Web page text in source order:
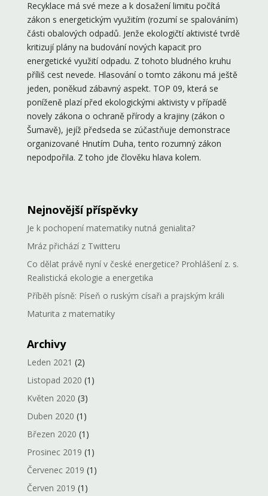
Recyklace má své meze a k dosažení limitu počítá
zákon s energetickým využitím (rozumí se spalováním)
části obalových odpadů. Jenže ekologičtí aktivisté tvrdě
kritizují plány na budování nových kapacit pro
energetické využití odpadu. Z tohoto bludného kruhu
příliš cest nevede. Hlasování o tomto zákonu má ještě
jeden, poněkud zábavný aspekt. TOP 09, která se
poníženě plazí před ekologickými aktivisty v případě
novely zákona o ochraně přírody a krajiny (zákon o
Šumavě), jejíž předseda se zúčastňuje demonstrace
organizované Hnutím Duha, tento rozumný zákon
nepodpořila. Z toho jde člověku hlava kolem.
Nejnovější příspěvky
Je k pochopení matematiky nutná genialita?
Mráz přichází z Twitteru
Co dělat právě nyní v české energetice? Prohlášení z. s.
Realistická ekologie a energetika
Příběh písně: Píseň o ruským císaři a prajským králi
Maturita z matematiky
Archivy
Leden 2021 (2)
Listopad 2020 (1)
Květen 2020 (3)
Duben 2020 (1)
Březen 2020 (1)
Prosinec 2019 (1)
Červenec 2019 (1)
Červen 2019 (1)